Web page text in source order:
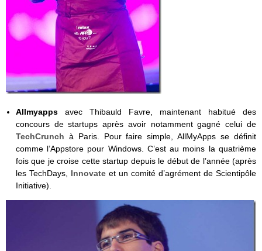
Allmyappsavec Thibauld Favre, maintenant habitué des
concours de startups après avoir notamment gagné celui de
TechCrunch à Paris. Pour faire simple, AllMyApps se définit
comme l’Appstore pour Windows. C’est au moins la quatrième
fois que je croise cette startup depuis le début de l’année (après
les TechDays, Innovateet un comité d’agrément de Scientipôle
Initiative).